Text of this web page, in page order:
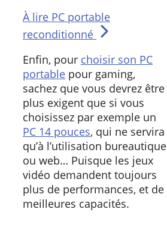
À lire PC portable
reconditionné
Enfin, pour choisir son PC
portable pour gaming,
sachez que vous devrez être
plus exigent que si vous
choisissez par exemple un
PC 14 pouces, qui ne servira
qu’à l’utilisation bureautique
ou web… Puisque les jeux
vidéo demandent toujours
plus de performances, et de
meilleures capacités.